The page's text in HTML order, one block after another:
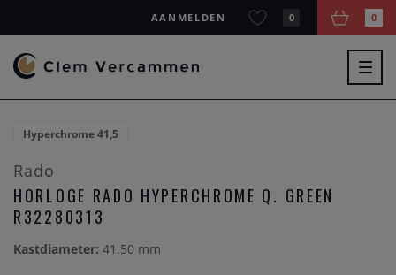
AANMELDEN 0 0
Hyperchrome 41,5
Rado
HORLOGE RADO HYPERCHROME Q. GREEN
R32280313
Kastdiameter: 41.50 mm